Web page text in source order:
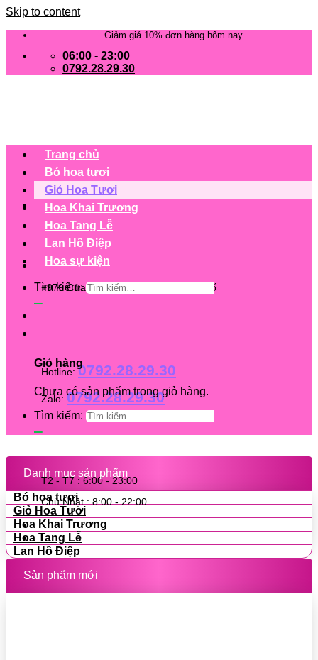
Skip to content
Giảm giá 10% đơn hàng hôm nay
06:00 - 23:00
0792.28.29.30
+979 Cửa hàng trên 63 tỉnh/ thành phố
Hotline:0792.28.29.30
Zalo: 0792.28.29.30
T2 - T7 : 6:00 - 23:00
Chủ Nhật : 8:00 - 22:00
Trang chủ
Bó hoa tươi
Giỏ Hoa Tươi
Hoa Khai Trương
Hoa Tang Lễ
Lan Hồ Điệp
Hoa sự kiện
Tìm kiếm:
Giỏ hàng
Chưa có sản phẩm trong giỏ hàng.
Tìm kiếm:
Danh mục sản phẩm
Bó hoa tươi
Giỏ Hoa Tươi
Hoa Khai Trương
Hoa Tang Lễ
Lan Hồ Điệp
Sản phẩm mới